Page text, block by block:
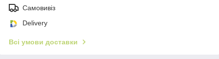
Самовивіз
Delivery
Всі умови доставки